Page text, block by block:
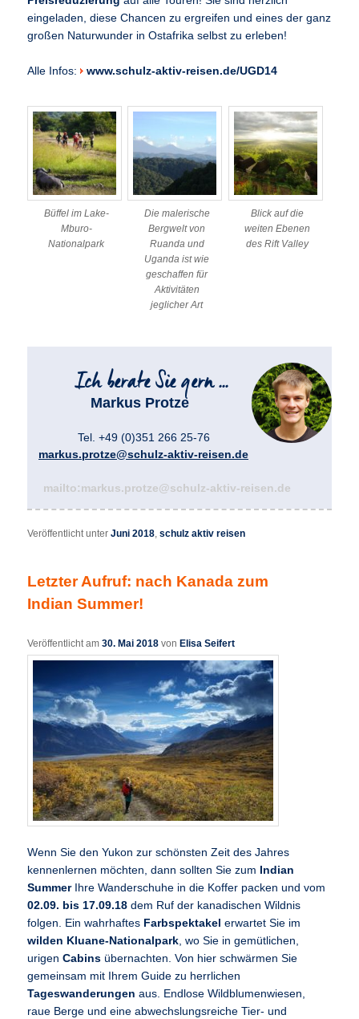
eingeladen, diese Chancen zu ergreifen und eines der ganz
großen Naturwunder in Ostafrika selbst zu erleben!
Alle Infos: www.schulz-aktiv-reisen.de/UGD14
Büffel im Lake-
Mburo-
Nationalpark
Die malerische
Bergwelt von
Ruanda und
Uganda ist wie
geschaffen für
Aktivitäten
jeglicher Art
Blick auf die
weiten Ebenen
des Rift Valley
Markus Protze
Tel. +49 (0)351 266 25-76
markus.protze@schulz-aktiv-reisen.de
mailto:markus.protze@schulz-aktiv-reisen.de
Veröffentlicht unter Juni 2018,schulz aktiv reisen
Letzter Aufruf: nach Kanada zum
Indian Summer!
Veröffentlicht am30. Mai 2018 vonElisa Seifert
Wenn Sie den Yukon zur schönsten Zeit des Jahres
kennenlernen möchten, dann sollten Sie zum
Indian
SummerIhre Wanderschuhe in die Koffer packen und vom
02.09. bis 17.09.18 dem Ruf der kanadischen Wildnis
folgen. Ein wahrhaftes Farbspektakel erwartet Sie im
wilden Kluane-Nationalpark, wo Sie in gemütlichen,
urigenCabins übernachten. Von hier schwärmen Sie
gemeinsam mit Ihrem Guide zu herrlichen
Tageswanderungen aus. Endlose Wildblumenwiesen,
raue Berge und eine abwechslungsreiche Tier- und